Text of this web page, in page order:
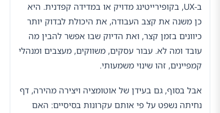
ב-UX, בקופירייטינג מדויק או במדידה קפדנית. היא
כן משנה את קצב העבודה, את היכולת לבדוק יותר
כיוונים בזמן קצר, ואת הדיוק שבו אפשר להבין מה
עובד ומה לא. עבור עסקים, משווקים, מעצבים ומנהלי
קמפיינים, זהו שינוי משמעותי.
אבל בסוף, גם בעידן של אוטומציה ויצירה מהירה, דף
נחיתה נשפט על פי אותם עקרונות בסיסיים: האם